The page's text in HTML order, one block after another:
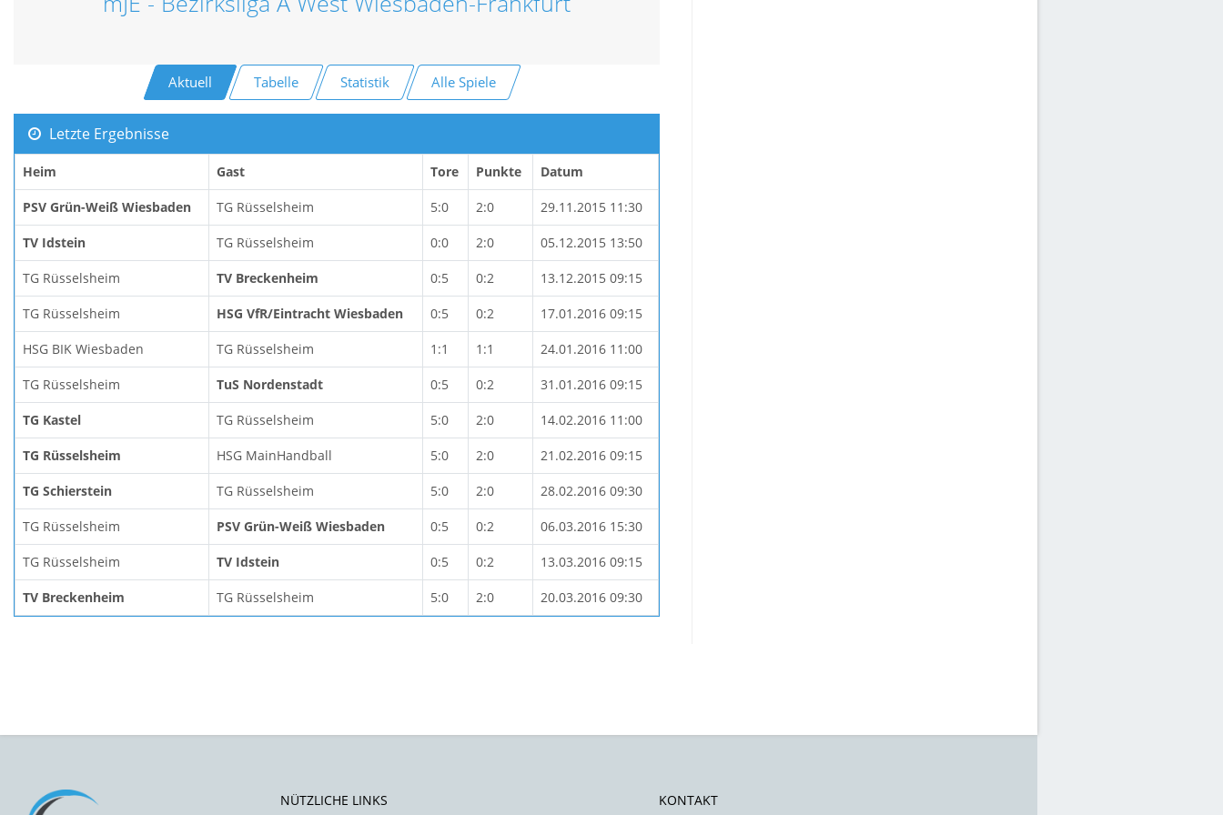
Aktuell Tabelle Statistik Alle Spiele
Letzte Ergebnisse
Heim Gast Tore Punkte Datum
PSV Grün-Weiß Wiesbaden TG Rüsselsheim 5:0 2:0 29.11.2015 11:30
TV Idstein TG Rüsselsheim 0:0 2:0 05.12.2015 13:50
TG Rüsselsheim TV Breckenheim 0:5 0:2 13.12.2015 09:15
TG Rüsselsheim HSG VfR/Eintracht Wiesbaden 0:5 0:2 17.01.2016 09:15
HSG BIK Wiesbaden TG Rüsselsheim 1:1 1:1 24.01.2016 11:00
TG Rüsselsheim TuS Nordenstadt 0:5 0:2 31.01.2016 09:15
TG Kastel TG Rüsselsheim 5:0 2:0 14.02.2016 11:00
TG Rüsselsheim HSG MainHandball 5:0 2:0 21.02.2016 09:15
TG Schierstein TG Rüsselsheim 5:0 2:0 28.02.2016 09:30
TG Rüsselsheim PSV Grün-Weiß Wiesbaden 0:5 0:2 06.03.2016 15:30
TG Rüsselsheim TV Idstein 0:5 0:2 13.03.2016 09:15
TV Breckenheim TG Rüsselsheim 5:0 2:0 20.03.2016 09:30
NÜTZLICHE LINKS KONTAKT